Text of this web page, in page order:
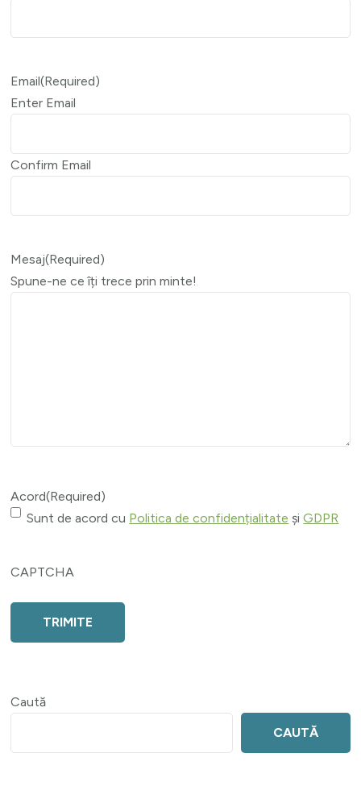
Email(Required)
Enter Email
Confirm Email
Mesaj(Required)
Spune-ne ce îți trece prin minte!
Acord(Required)
Sunt de acord cu Politica de confidențialitate șiGDPR
CAPTCHA
Caută
CAUTĂ